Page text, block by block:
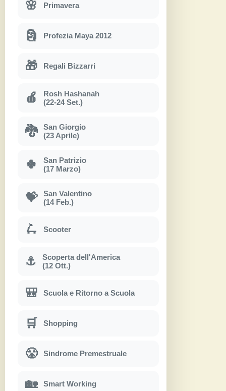
🌸 Primavera
🗿 Profezia Maya 2012
🎁 Regali Bizzarri
🍎
Rosh Hashanah
(22-24 Set.)
🐉
San Giorgio
(23 Aprile)
🍀
San Patrizio
(17 Marzo)
💝
San Valentino
(14 Feb.)
🛴 Scooter
⚓
Scoperta dell'America
(12 Ott.)
🎒 Scuola e Ritorno a Scuola
🛒 Shopping
😤 Sindrome Premestruale
🏡 Smart Working